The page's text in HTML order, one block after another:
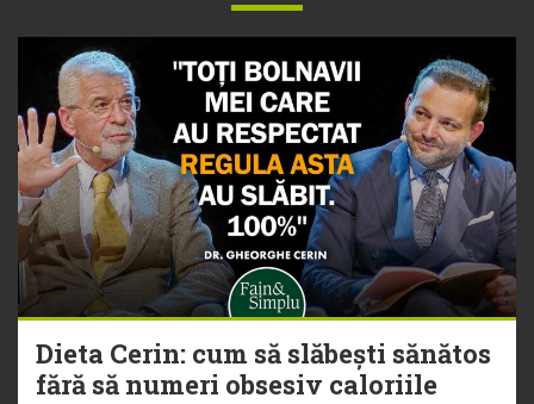
Dieta Cerin: cum să slăbești sănătos
fără să numeri obsesiv caloriile